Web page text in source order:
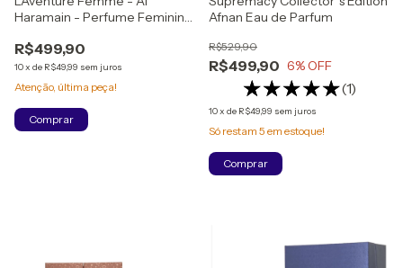
Haramain - Perfume Feminino
100ml(LACRADO)
R$499,90
10x de R$49,99 sem juros
Atenção, última peça!
Afnan Eau de Parfum
R$499,90
R$529,90
6% OFF
(1)
10x de R$49,99 sem juros
Só restam 5 em estoque!
Comprar